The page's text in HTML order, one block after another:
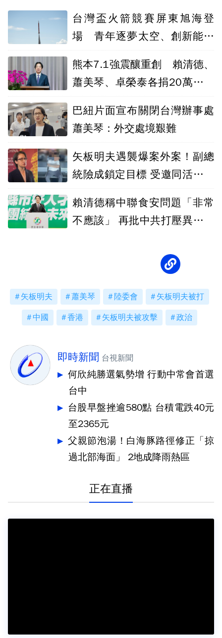
台灣盃火箭競賽屏東旭海登
場 青年逐夢太空、創新能量
熊本7.1強震釀重創 賴清德、
蕭美琴、卓榮泰各捐20萬元賑
巴紐片面宣布關閉台灣辦事處
蕭美琴：外交處境艱難
矢板明夫遇襲爆案外案！副總
統險成鎖定目標 受邀同活動因
賴清德稱中聯食安問題「非常
不應該」 再批中共打壓異議、
矢板明夫 蕭美琴 陸委會 矢板明夫被打
中國 香港 矢板明夫被攻擊 政治
即時新聞 台視新聞
何欣純勝選氣勢增 行動中常會首選
台中
台股早盤挫逾580點 台積電跌40元
至2365元
父親節泡湯！白海豚路徑修正「掠
過北部海面」 2地成降雨熱區
正在直播